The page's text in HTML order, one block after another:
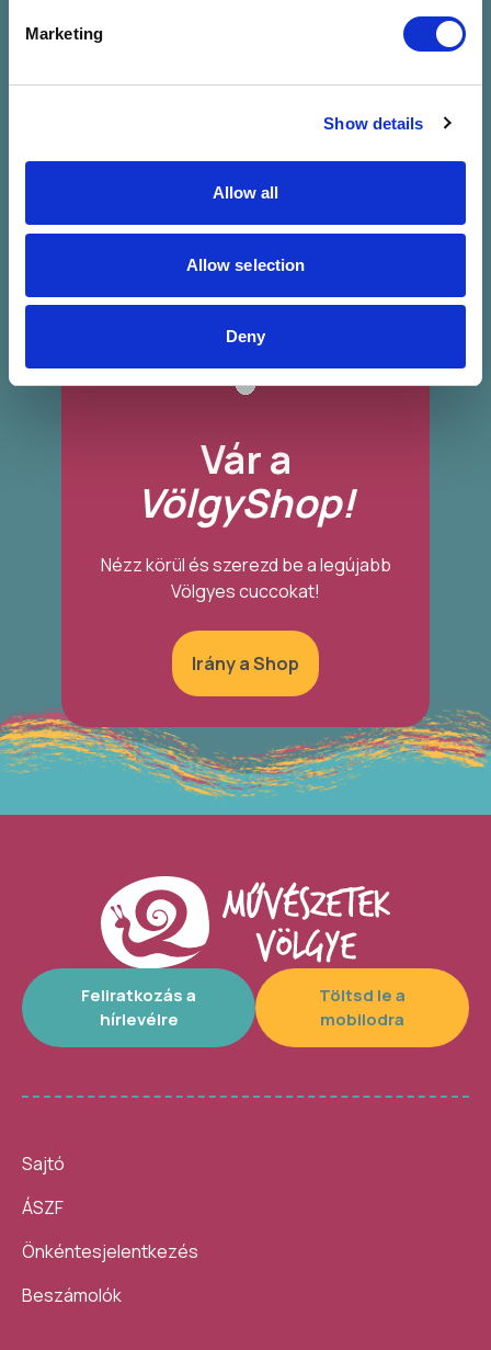
Marketing
Show details
Allow all
Allow selection
Deny
Vár a
VölgyShop!
Nézz körül és szerezd be a legújabb
Völgyes cuccokat!
Irány a Shop
Feliratkozás a
hírlevélre
Töltsd le a
mobilodra
Sajtó
ÁSZF
Önkéntesjelentkezés
Beszámolók